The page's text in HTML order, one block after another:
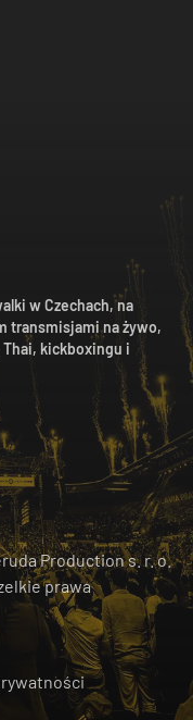
w Czechach, na
transmisjami na żywo,
Thai, kickboxingu i
Production s. r. o.
prawa